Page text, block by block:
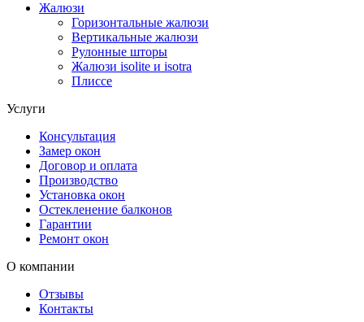
Жалюзи
Горизонтальные жалюзи
Вертикальные жалюзи
Рулонные шторы
Жалюзи isolite и isotra
Плиссе
Услуги
Консультация
Замер окон
Договор и оплата
Производство
Установка окон
Остекленение балконов
Гарантии
Ремонт окон
О компании
Отзывы
Контакты